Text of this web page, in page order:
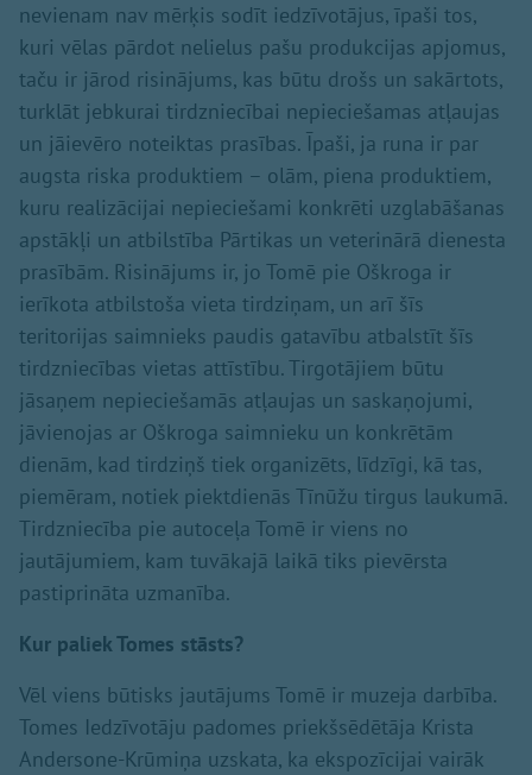
nevienam nav mērķis sodīt iedzīvotājus, īpaši tos,
kuri vēlas pārdot nelielus pašu produkcijas apjomus,
taču ir jārod risinājums, kas būtu drošs un sakārtots,
turklāt jebkurai tirdzniecībai nepieciešamas atļaujas
un jāievēro noteiktas prasības. Īpaši, ja runa ir par
augsta riska produktiem – olām, piena produktiem,
kuru realizācijai nepieciešami konkrēti uzglabāšanas
apstākļi un atbilstība Pārtikas un veterinārā dienesta
prasībām. Risinājums ir, jo Tomē pie Oškroga ir
ierīkota atbilstoša vieta tirdziņam, un arī šīs
teritorijas saimnieks paudis gatavību atbalstīt šīs
tirdzniecības vietas attīstību. Tirgotājiem būtu
jāsaņem nepieciešamās atļaujas un saskaņojumi,
jāvienojas ar Oškroga saimnieku un konkrētām
dienām, kad tirdziņš tiek organizēts, līdzīgi, kā tas,
piemēram, notiek piektdienās Tīnūžu tirgus laukumā.
Tirdzniecība pie autoceļa Tomē ir viens no
jautājumiem, kam tuvākajā laikā tiks pievērsta
pastiprināta uzmanība.
Kur paliek Tomes stāsts?
Vēl viens būtisks jautājums Tomē ir muzeja darbība.
Tomes Iedzīvotāju padomes priekšsēdētāja Krista
Andersone-Krūmiņa uzskata, ka ekspozīcijai vairāk